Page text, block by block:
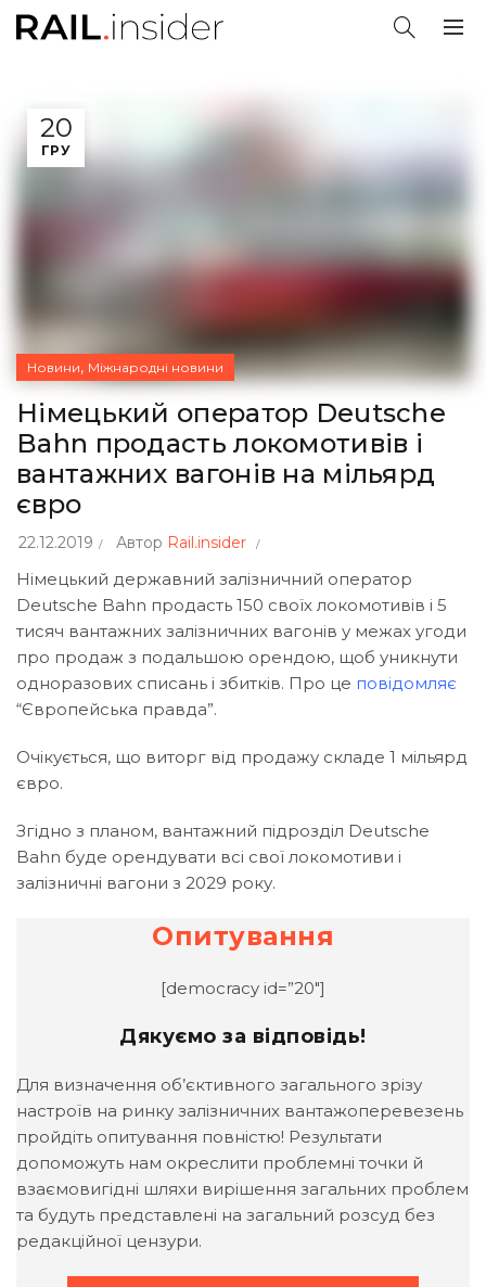
20
ГРУ
Новини, Міжнародні новини
Німецький оператор Deutsche
Bahn продасть локомотивів і
вантажних вагонів на мільярд
євро
22.12.2019 Автор Rail.insider
Німецький державний залізничний оператор
Deutsche Bahn продасть 150 своїх локомотивів і 5
тисяч вантажних залізничних вагонів у межах угоди
про продаж з подальшою орендою, щоб уникнути
одноразових списань і збитків. Про це повідомляє
“Європейська правда”.
Очікується, що виторг від продажу складе 1 мільярд
євро.
Згідно з планом, вантажний підрозділ Deutsche
Bahn буде орендувати всі свої локомотиви і
залізничні вагони з 2029 року.
Опитування
[democracy id=”20″]
Дякуємо за відповідь!
Для визначення об’єктивного загального зрізу
настроїв на ринку залізничних вантажоперевезень
пройдіть опитування повністю! Результати
допоможуть нам окреслити проблемні точки й
взаємовигідні шляхи вирішення загальних проблем
та будуть представлені на загальний розсуд без
редакційної цензури.